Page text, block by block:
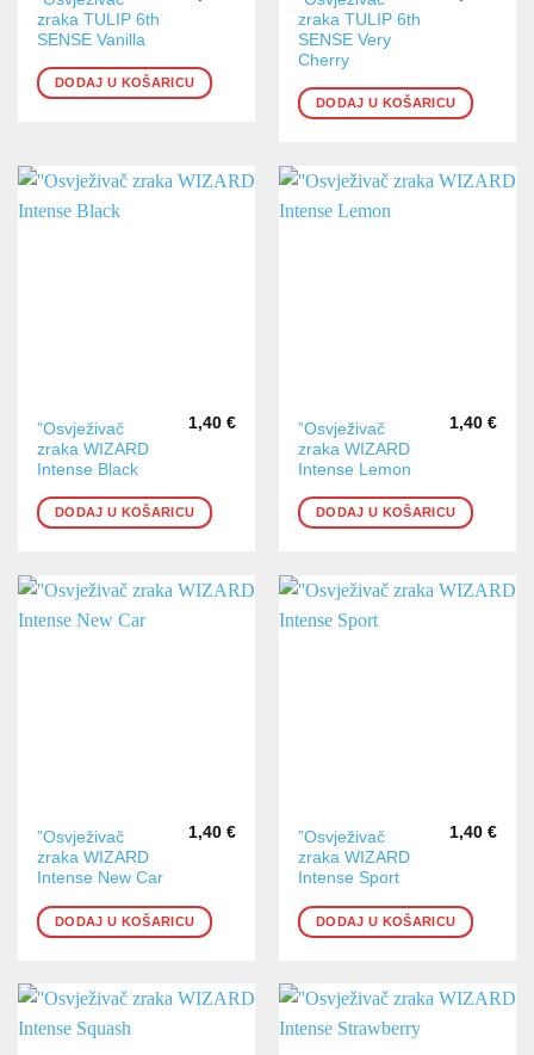
zraka TULIP 6th
SENSE Vanilla
DODAJ U KOŠARICU
zraka TULIP 6th
SENSE Very
Cherry
DODAJ U KOŠARICU
”Osvježivač
zraka WIZARD
Intense Black
1,40 €
DODAJ U KOŠARICU
”Osvježivač
zraka WIZARD
Intense Lemon
1,40 €
DODAJ U KOŠARICU
”Osvježivač
zraka WIZARD
Intense New Car
1,40 €
DODAJ U KOŠARICU
”Osvježivač
zraka WIZARD
Intense Sport
1,40 €
DODAJ U KOŠARICU